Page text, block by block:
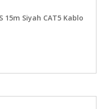
15m Siyah CAT5 Kablo